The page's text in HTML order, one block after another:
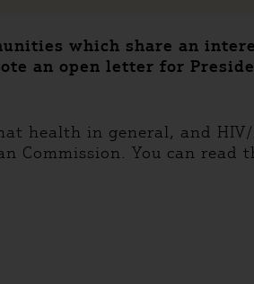
which share an
an open letter for
health in general, and
Commission. You can read